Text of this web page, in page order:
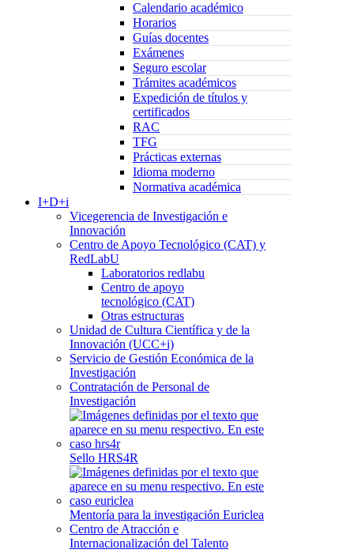
Calendario académico
Horarios
Guías docentes
Exámenes
Seguro escolar
Trámites académicos
Expedición de títulos y
certificados
RAC
TFG
Prácticas externas
Idioma moderno
Normativa académica
I+D+i
Vicegerencia de Investigación e
Innovación
Centro de Apoyo Tecnológico (CAT) y
RedLabU
Laboratorios redlabu
Centro de apoyo
tecnológico (CAT)
Otras estructuras
Unidad de Cultura Científica y de la
Innovación (UCC+i)
Servicio de Gestión Económica de la
Investigación
Contratación de Personal de
Investigación
Sello HRS4R
Mentoría para la investigación Euriclea
Centro de Atracción e
Internacionalización del Talento